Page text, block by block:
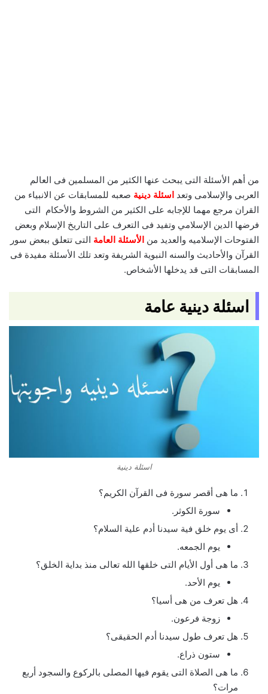
من أهم الأسئلة التى يبحث عنها الكثير من المسلمين فى العالم
العربى والإسلامى وتعد اسئلة دينية صعبه للمسابقات عن الانبياء من
القران مرجع مهما للإجابه على الكثير من الشروط والأحكام التى
فرضها الدين الإسلامي وتفيد فى التعرف على التاريخ الإسلام وبعض
الفتوحات الإسلاميه والعديد من الأسئلة العامة التى تتعلق ببعض سور
القرآن والأحاديث والسنه النبوية الشريفة وتعد تلك الأسئلة مفيدة فى
المسابقات التى قد يدخلها الأشخاص.
اسئلة دينية عامة
اسئلة دينية
ما هى أقصر سورة فى القرآن الكريم؟
سورة الكوثر.
أى يوم خلق فية سيدنا أدم علية السلام؟
يوم الجمعه.
ما هى أول الأيام التى خلقها الله تعالى منذ بداية الخلق؟
يوم الأحد.
هل تعرف من هى أسيا؟
زوجة فرعون.
هل تعرف طول سيدنا أدم الحقيقى؟
ستون ذراع.
ما هى الصلاة التى يقوم فيها المصلى بالركوع والسجود أربع
مرات؟